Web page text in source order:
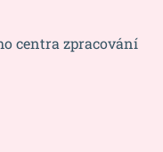
centra zpracování